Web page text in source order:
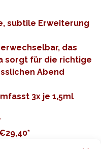
subtile Erweiterung
das
sorgt für die richtige
Abend
3x je 1,5ml